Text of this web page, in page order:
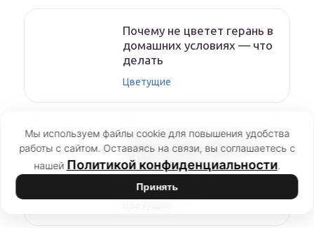
Почему не цветет герань в
домашних условиях — что
делать
Цветущие
Герань дома — где лучше
ставить в квартире, в
кашпо или на
подоконнике,
Мы используем файлы cookie для повышения удобства
работы с сайтом. Оставаясь на связи, вы соглашаетесь с
нашей Политикой конфиденциальности.
Принять